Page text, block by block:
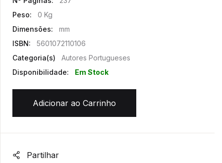
Peso:
0 Kg
Dimensões:
mm
ISBN:
5601072110106
Categoria(s)
Autores Portugueses
Disponibilidade:
Em Stock
Adicionar ao Carrinho
Partilhar